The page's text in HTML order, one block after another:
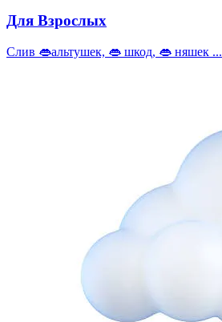
Для Взрослых
Слив 👄альтушек, 👄 шкод, 👄 няшек ...